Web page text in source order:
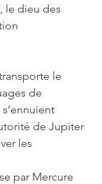
le dieu des
le
de
de Jupiter
les
par Mercure